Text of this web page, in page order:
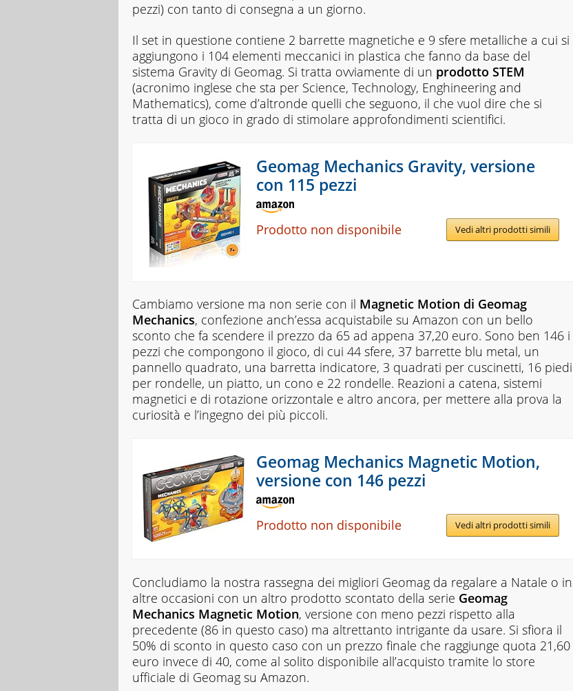
pezzi) con tanto di consegna a un giorno.
Il set in questione contiene 2 barrette magnetiche e 9 sfere metalliche a cui si
aggiungono i 104 elementi meccanici in plastica che fanno da base del
sistema Gravity di Geomag. Si tratta ovviamente di un prodotto STEM
(acronimo inglese che sta per Science, Technology, Enghineering and
Mathematics), come d’altronde quelli che seguono, il che vuol dire che si
tratta di un gioco in grado di stimolare approfondimenti scientifici.
Geomag Mechanics Gravity, versione
con 115 pezzi
Prodotto non disponibile Vedi altri prodotti simili
Cambiamo versione ma non serie con il Magnetic Motion di Geomag
Mechanics, confezione anch’essa acquistabile su Amazon con un bello
sconto che fa scendere il prezzo da 65 ad appena 37,20 euro. Sono ben 146 i
pezzi che compongono il gioco, di cui 44 sfere, 37 barrette blu metal, un
pannello quadrato, una barretta indicatore, 3 quadrati per cuscinetti, 16 piedi
per rondelle, un piatto, un cono e 22 rondelle. Reazioni a catena, sistemi
magnetici e di rotazione orizzontale e altro ancora, per mettere alla prova la
curiosità e l’ingegno dei più piccoli.
Geomag Mechanics Magnetic Motion,
versione con 146 pezzi
Prodotto non disponibile Vedi altri prodotti simili
Concludiamo la nostra rassegna dei migliori Geomag da regalare a Natale o in
altre occasioni con un altro prodotto scontato della serie Geomag
Mechanics Magnetic Motion, versione con meno pezzi rispetto alla
precedente (86 in questo caso) ma altrettanto intrigante da usare. Si sfiora il
50% di sconto in questo caso con un prezzo finale che raggiunge quota 21,60
euro invece di 40, come al solito disponibile all’acquisto tramite lo store
ufficiale di Geomag su Amazon.